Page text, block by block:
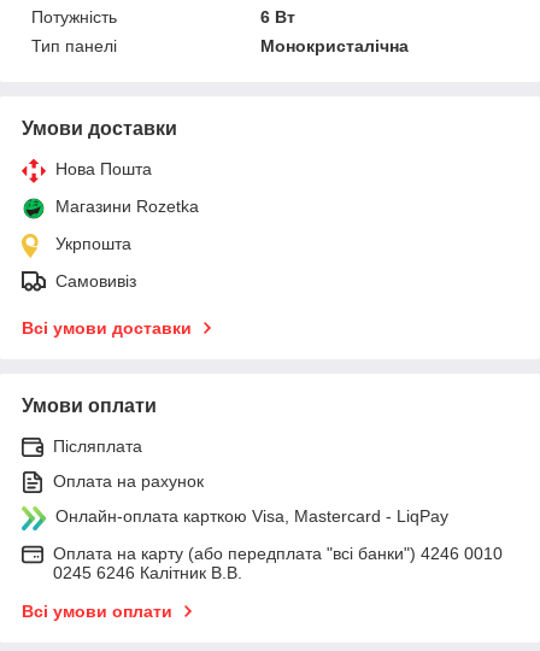
Потужність
6 Вт
Тип панелі
Монокристалічна
Умови доставки
Нова Пошта
Магазини Rozetka
Укрпошта
Самовивіз
Всі умови доставки
Умови оплати
Післяплата
Оплата на рахунок
Онлайн-оплата карткою Visa, Mastercard - LiqPay
Оплата на карту (або передплата "всі банки") 4246 0010
0245 6246 Калітник В.В.
Всі умови оплати